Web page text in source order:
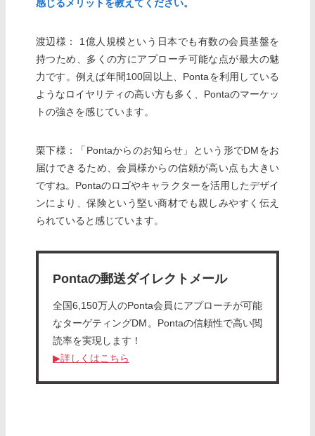
感じるメリットを教えてください。
渡辺様： 1億人規模という日本でも有数の会員基盤を
持つため、多くの方にアプローチ可能な点が最大の魅
力です。例えば年間100回以上、Pontaを利用している
ようなロイヤリティの高い方も多く、Pontaのマーケッ
トの強さを感じています。
栗下様：「Pontaからのお知らせ」という形でDMをお
届けできるため、会員様からの信頼が高い点も大きい
ですね。Pontaのロゴやキャラクターを活用したデザイ
ンにより、保険という堅い商材でも親しみやすく伝え
られていると感じています。
Pontaの郵送ダイレクトメール
全国6,150万人のPonta会員にアプローチが可能
なターゲティングDM。Pontaの信頼性で高い閲
読率を実現します！
▶詳しくはこちら